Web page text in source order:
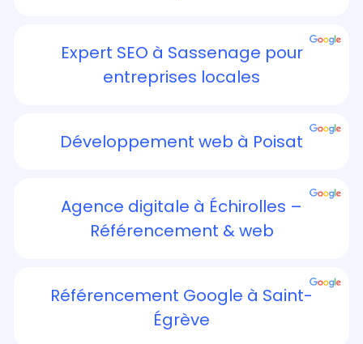
Expert SEO à Sassenage pour
entreprises locales
Développement web à Poisat
Agence digitale à Échirolles –
Référencement & web
Référencement Google à Saint-
Égrève